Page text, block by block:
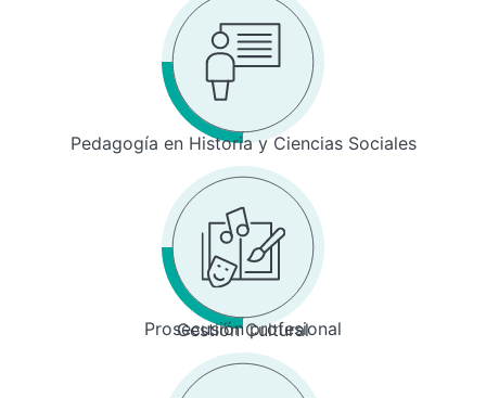
Pedagogía en Historia y Ciencias Sociales
Prosecusión profesional
Gestión Cultural